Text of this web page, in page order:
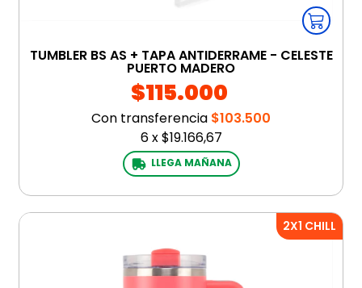
TUMBLER BS AS + TAPA ANTIDERRAME - CELESTE
PUERTO MADERO
$115.000
Con transferencia $103.500
6x$19.166,67
LLEGA MAÑANA
2X1 CHILL